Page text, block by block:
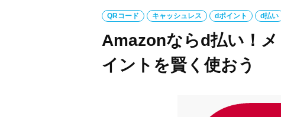
QRコード キャッシュレス dポイント d払い
Amazonならd払い！
イントを賢く使おう